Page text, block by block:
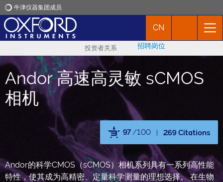
牛津仪器集团成员
应用
产品
市场活动
联络我们
CN
投资者关系 招聘岗位
Andor 高速高灵敏 sCMOS
相机
97/100 269 Citations
Andor的科学CMOS（sCMOS）相机系列具有一系列高性能
特性，使其成为高精密、定量科学测量的理想选择。 在生物